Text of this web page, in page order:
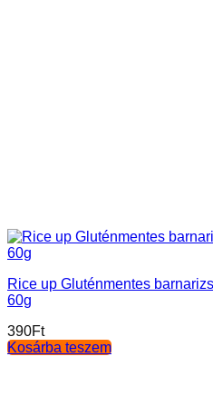
Rice up Gluténmentes
60g
390Ft
Kosárba teszem